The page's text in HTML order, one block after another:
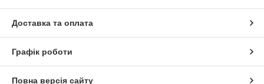
Доставка та оплата
Графік роботи
Повна версія сайту